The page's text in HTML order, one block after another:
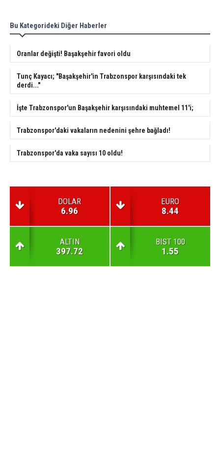
Bu Kategorideki Diğer Haberler
Oranlar değişti! Başakşehir favori oldu
Tunç Kayacı; "Başakşehir'in Trabzonspor karşısındaki tek
derdi..."
İşte Trabzonspor'un Başakşehir karşısındaki muhtemel 11'i;
Trabzonspor'daki vakaların nedenini şehre bağladı!
Trabzonspor'da vaka sayısı 10 oldu!
DOLAR
6.96
EURO
8.44
ALTIN
397.72
BIST 100
1.55